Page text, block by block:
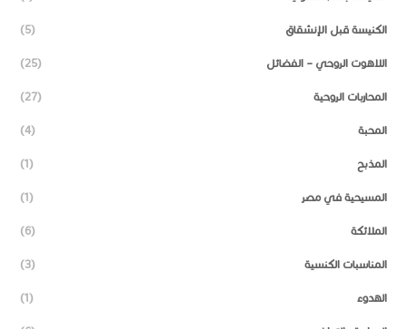
الكنيسة قبل الإنشقاق (5)
اللاهوت الروحي – الفضائل (25)
المحاربات الروحية (27)
المحبة (4)
المذبح (1)
المسيحية في مصر (1)
الملائكة (6)
المناسبات الكنسية (3)
الهدوء (1)